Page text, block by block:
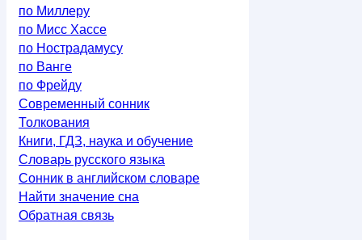
по Миллеру
по Мисс Хассе
по Нострадамусу
по Ванге
по Фрейду
Современный сонник
Толкования
Книги, ГДЗ, наука и обучение
Словарь русского языка
Сонник в английском словаре
Найти значение сна
Обратная связь